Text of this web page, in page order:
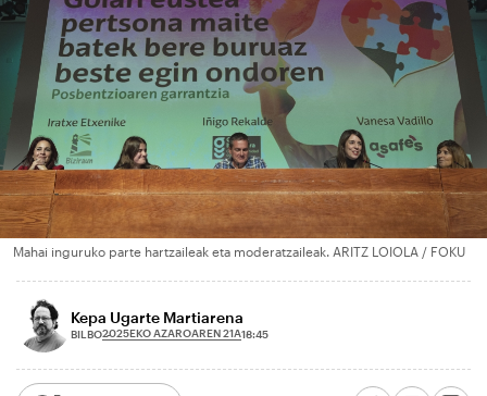
Mahai inguruko parte hartzaileak eta moderatzaileak. ARITZ LOIOLA / FOKU
Kepa Ugarte Martiarena
BILBO2025EKO AZAROAREN 21A18:45